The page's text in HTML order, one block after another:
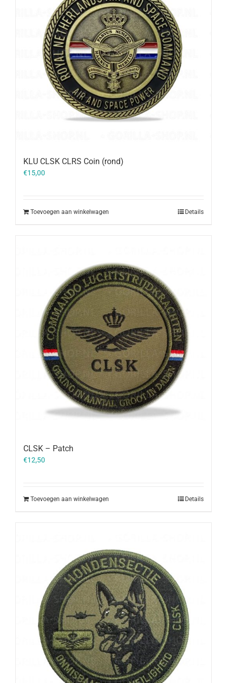
KLU CLSK CLRS Coin (rond)
€15,00
Toevoegen aan winkelwagen Details
CLSK – Patch
€12,50
Toevoegen aan winkelwagen Details